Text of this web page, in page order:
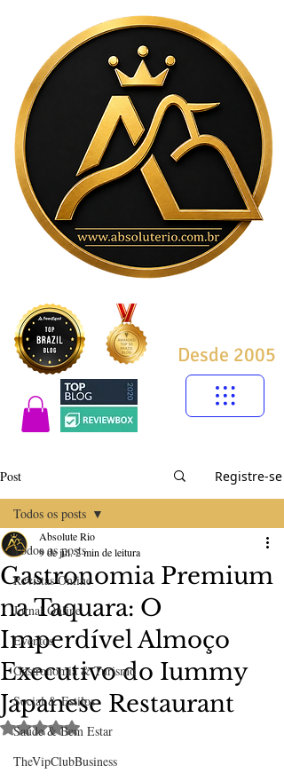
Desde 2005
Post Registre-se
Todos os posts
Revistas Online
Jornal Online
Eventos
Gastronomia & Turismo
Social & Estilos
Saúde & Bem Estar
TheVipClubBusiness
Todos os posts
Gastronomia Premium
na Taquara: O
Imperdível Almoço
Executivo do Iummy
Japanese Restaurant
Absolute Rio
9 de jul.2 min de leitura
Avaliado com NaN de 5 estrelas.